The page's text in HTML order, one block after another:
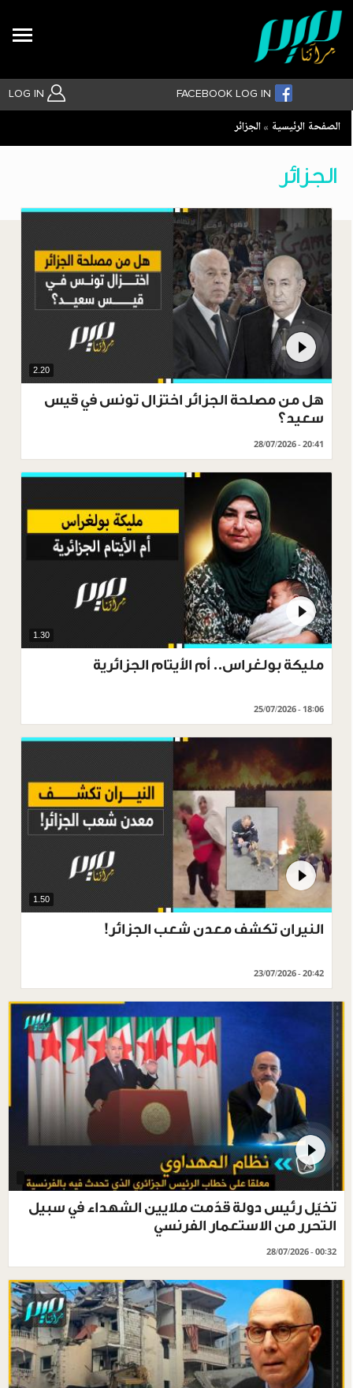
LOG IN FACEBOOK LOG IN
Breadcrumb
الصفحة الرئيسية الجزائر
الجزائر
2.20
هل من مصلحة الجزائر اختزال تونس في قيس
سعيد؟
28/07/2026 - 20:41
1.30
مليكة بولغراس.. أم الأيتام الجزائرية
25/07/2026 - 18:06
1.50
النيران تكشف معدن شعب الجزائر!
23/07/2026 - 20:42
تخيّل رئيس دولة قدّمت ملايين الشهداء في سبيل
التحرر من الاستعمار الفرنسي
28/07/2026 - 00:32